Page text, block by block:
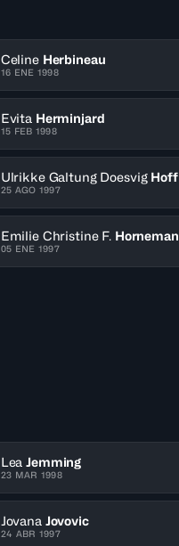
Celine Herbineau
16 ENE 1998
Evita Herminjard
15 FEB 1998
Ulrikke Galtung Doesvig Hoff
25 AGO 1997
Emilie Christine F. Horneman
05 ENE 1997
Lea Jemming
23 MAR 1998
Jovana Jovovic
24 ABR 1997